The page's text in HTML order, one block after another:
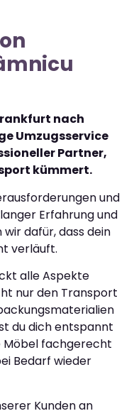
nach
Umzugsservice
Partner,
kümmert.
und
Erfahrung und
dafür, dass dein
verläuft.
alle Aspekte
nur den Transport
du dich entspannt
Möbel fachgerecht
Bedarf wieder
Kunden an